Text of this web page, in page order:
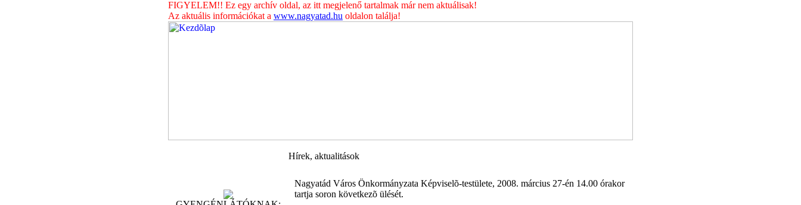
FIGYELEM!! Ez egy archív oldal, az itt megjelenő tartalmak már nem aktuálisak!
Az aktuális információkat a www.nagyatad.hu oldalon találja!
Hírek, aktualitások
Nagyatád Város Önkormányzata Képviselõ-testülete, 2008. március 27-én 14.00 órakor
tartja soron következõ ülését.